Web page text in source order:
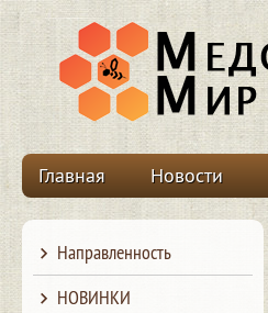
Главная Новости
Направленность
НОВИНКИ